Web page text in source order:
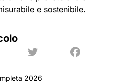
e sostenibile.
2026